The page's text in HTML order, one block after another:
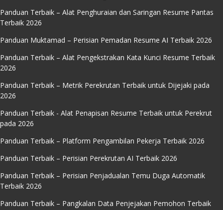
Panduan Terbaik – Alat Penghuraian dan Saringan Resume Pantas
Terbaik 2026
Panduan Muktamad – Perisian Pemadan Resume AI Terbaik 2026
Panduan Terbaik – Alat Pengekstrakan Kata Kunci Resume Terbaik
2026
Panduan Terbaik – Metrik Perekrutan Terbaik untuk Dijejaki pada
2026
Panduan Terbaik - Alat Penapisan Resume Terbaik untuk Perekrut
pada 2026
Panduan Terbaik – Platform Pengambilan Pekerja Terbaik 2026
Panduan Terbaik – Perisian Perekrutan AI Terbaik 2026
Panduan Terbaik – Perisian Penjadualan Temu Duga Automatik
Terbaik 2026
Panduan Terbaik – Pangkalan Data Penjejakan Pemohon Terbaik